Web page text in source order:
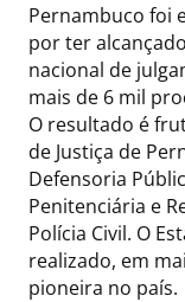
Pernambuco foi
por ter
nacional de
mais de 6 mil
O resultado é
de Justiça de
Defensoria
Penitenciária e
Polícia Civil. O
realizado, em
pioneira no país.